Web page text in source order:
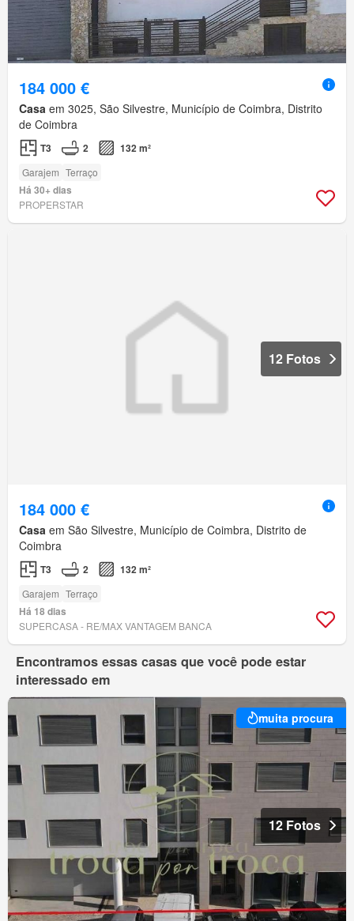
184 000 €
Casa em 3025, São Silvestre, Município de Coimbra, Distrito
de Coimbra
T3 2 132 m²
Garajem Terraço
Há 30+ dias
PROPERSTAR
12 Fotos
184 000 €
Casa em São Silvestre, Município de Coimbra, Distrito de
Coimbra
T3 2 132 m²
Garajem Terraço
Há 18 dias
SUPERCASA - RE/MAX VANTAGEM BANCA
Encontramos essas casas que você pode estar
interessado em
muita procura
12 Fotos